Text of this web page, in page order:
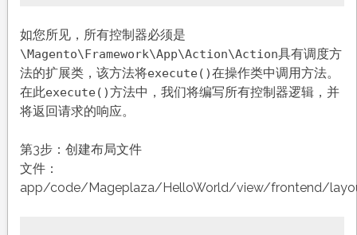
如您所见，所有控制器必须是
\Magento\Framework\App\Action\Action具有调度方
法的扩展类，该方法将execute()在操作类中调用方法。
在此execute()方法中，我们将编写所有控制器逻辑，并
将返回请求的响应。
第3步：创建布局文件
文件：
app/code/Mageplaza/HelloWorld/view/frontend/